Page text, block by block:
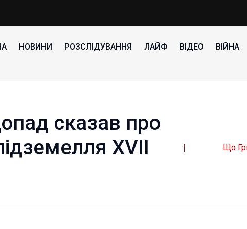
НОВИНИ РОЗСЛІДУВАННЯ ЛАЙФ ВІДЕО ВІЙНА
сказав про
XVII
Що